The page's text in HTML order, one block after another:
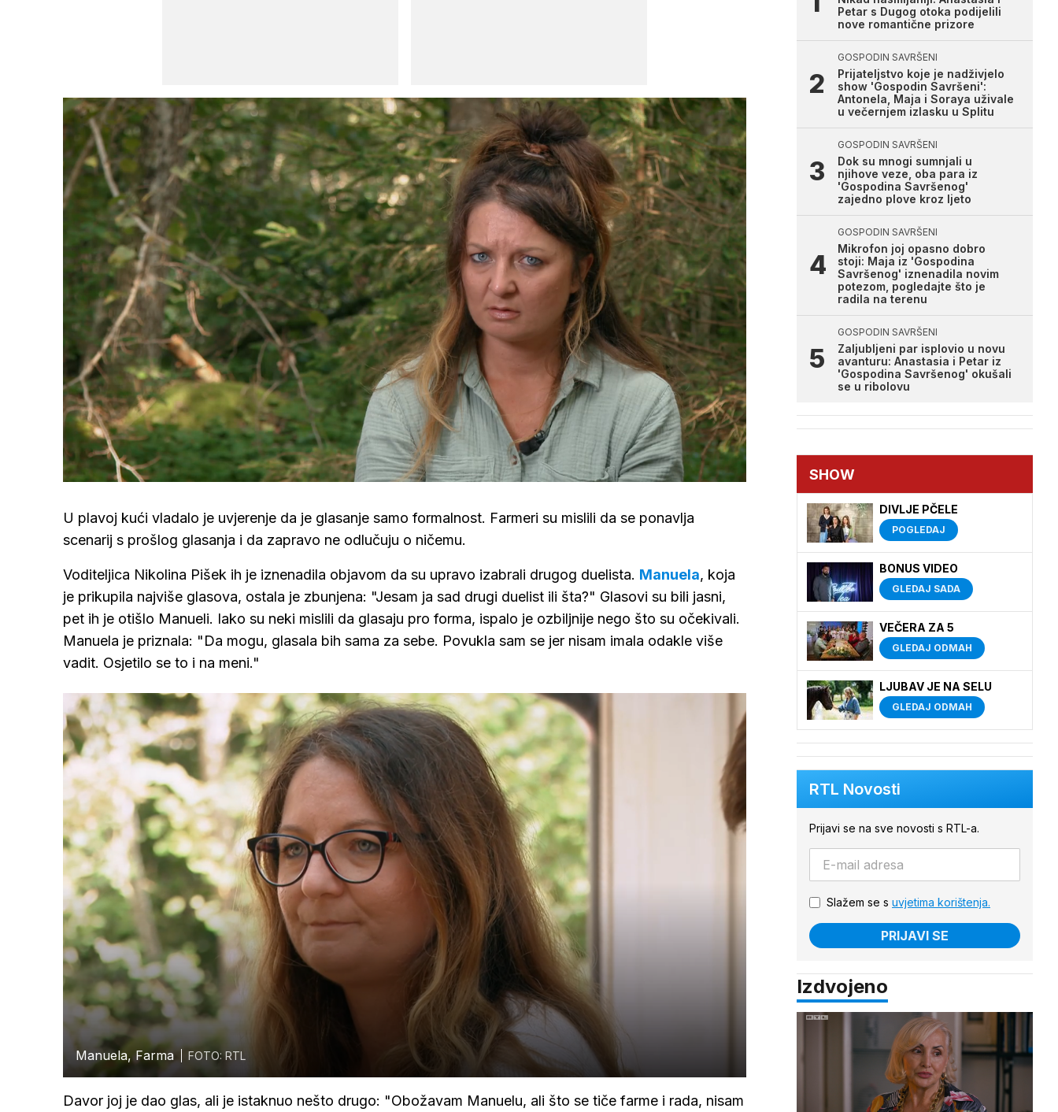
Upali
zvuk
Loaded
100.00%
U plavoj kući vladalo je uvjerenje da je glasanje samo formalnost. Farmeri su mislili da se ponavlja
scenarij s prošlog glasanja i da zapravo ne odlučuju o ničemu.
Voditeljica Nikolina Pišek ih je iznenadila objavom da su upravo izabrali drugog duelista. Manuela, koja
je prikupila najviše glasova, ostala je zbunjena: "Jesam ja sad drugi duelist ili šta?" Glasovi su bili jasni,
pet ih je otišlo Manueli. Iako su neki mislili da glasaju pro forma, ispalo je ozbiljnije nego što su očekivali.
Manuela je priznala: "Da mogu, glasala bih sama za sebe. Povukla sam se jer nisam imala odakle više
vadit. Osjetilo se to i na meni."
Manuela, Farma FOTO: RTL
Davor joj je dao glas, ali je istaknuo nešto drugo: "Obožavam Manuelu, ali što se tiče farme i rada, nisam
Petar s Dugog otoka podijelili
nove romantične prizore
GOSPODIN SAVRŠENI
Prijateljstvo koje je nadživjelo
show 'Gospodin Savršeni':
Antonela, Maja i Soraya uživale
u večernjem izlasku u Splitu
GOSPODIN SAVRŠENI
Dok su mnogi sumnjali u
njihove veze, oba para iz
'Gospodina Savršenog'
zajedno plove kroz ljeto
GOSPODIN SAVRŠENI
Mikrofon joj opasno dobro
stoji: Maja iz 'Gospodina
Savršenog' iznenadila novim
potezom, pogledajte što je
radila na terenu
GOSPODIN SAVRŠENI
Zaljubljeni par isplovio u novu
avanturu: Anastasia i Petar iz
'Gospodina Savršenog' okušali
se u ribolovu
SHOW
DIVLJE PČELE
POGLEDAJ
BONUS VIDEO
GLEDAJ SADA
VEČERA ZA 5
GLEDAJ ODMAH
LJUBAV JE NA SELU
GLEDAJ ODMAH
RTL Novosti
Prijavi se na sve novosti s RTL-a.
Slažem se s uvjetima korištenja.
PRIJAVI SE
Izdvojeno